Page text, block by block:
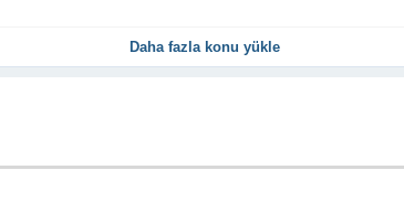
Daha fazla konu yükle